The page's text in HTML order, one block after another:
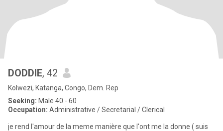
DODDIE, 42
Kolwezi, Katanga, Congo, Dem. Rep
Seeking: Male 40 - 60
Occupation: Administrative / Secretarial / Clerical
je rend l'amour de la meme manière que l'ont me la donne ( suis